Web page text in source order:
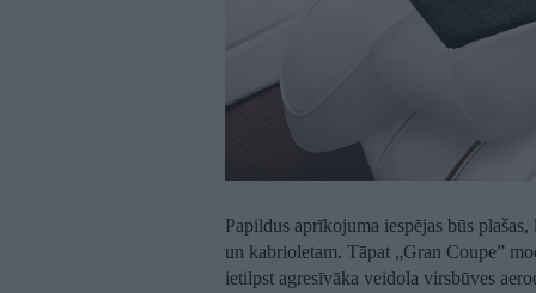
Papildus aprīkojuma iespējas būs
un kabrioletam. Tāpat „Gran Coupe”
ietilpst agresīvāka veidola virsbūves